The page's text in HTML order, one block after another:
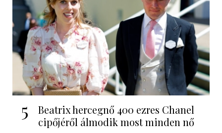
5
Beatrix hercegnő 400 ezres Chanel
cipőjéről álmodik most minden nő